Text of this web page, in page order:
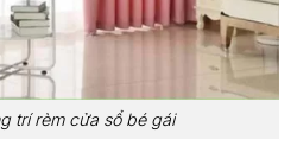
trí rèm cửa sổ bé gái